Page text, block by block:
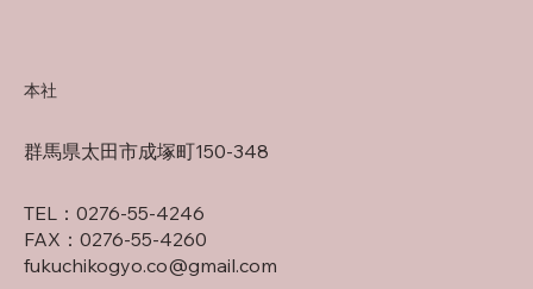
TEL：0276-55-4246
​FAX：0276-55-4260
fukuchikogyo.co@gmail.com
​群馬県太田市成塚町150-348
本社